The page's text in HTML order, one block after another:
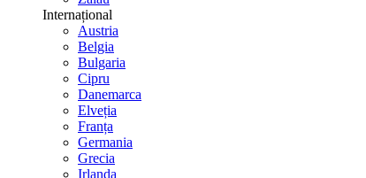
Internațional
Austria
Belgia
Bulgaria
Cipru
Danemarca
Elveția
Franța
Germania
Grecia
Irlanda